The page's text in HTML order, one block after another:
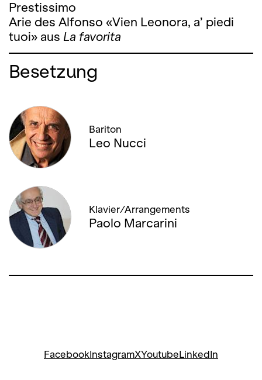
Prestissimo
Arie des Alfonso «Vien Leonora, a’ piedi
tuoi» aus La favorita
Besetzung
Bariton
Leo Nucci
Klavier/Arrangements
Paolo Marcarini
FacebookInstagramXYoutubeLinkedIn